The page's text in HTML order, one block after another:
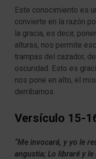
Este conocimiento es
convierte en la razón
la gracia, es decir,
alturas, nos permite
trampas del cazador,
oscuridad. Esto es
nos pone en alto, el
derribarnos.
Versículo 15-
“Me invocará, y yo le
angustia; Lo libraré y